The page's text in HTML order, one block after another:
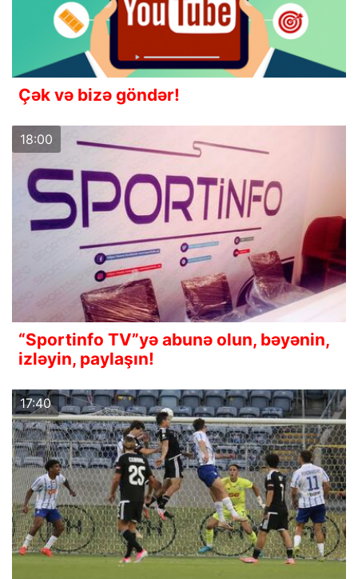
Çək və bizə göndər!
18:00
“Sportinfo TV”yə abunə olun, bəyənin,
izləyin, paylaşın!
17:40